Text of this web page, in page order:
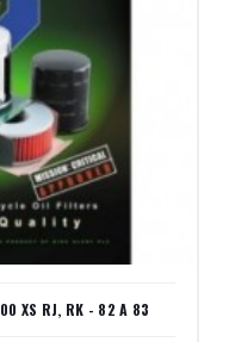
XS RJ, RK - 82 A 83